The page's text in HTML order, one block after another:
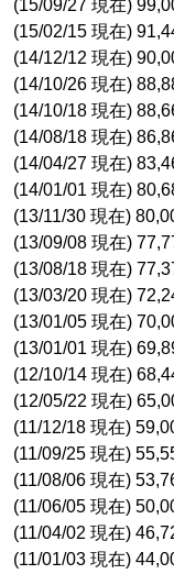
(15/09/27 現在)
(15/02/15 現在)
(14/12/12 現在)
(14/10/26 現在)
(14/10/18 現在)
(14/08/18 現在)
(14/04/27 現在)
(14/01/01 現在)
(13/11/30 現在)
(13/09/08 現在)
(13/08/18 現在)
(13/03/20 現在)
(13/01/05 現在)
(13/01/01 現在)
(12/10/14 現在)
(12/05/22 現在)
(11/12/18 現在)
(11/09/25 現在)
(11/08/06 現在)
(11/06/05 現在)
(11/04/02 現在)
(11/01/03 現在)